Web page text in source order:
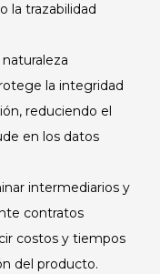
la trazabilidad
naturaleza
la integridad
reduciendo el
en los datos
intermediarios y
contratos
costos y tiempos
del producto.